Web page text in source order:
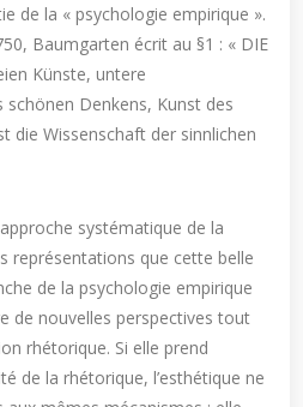
de la « psychologie empirique ».
Baumgarten écrit au §1 : « DIE
Künste, untere
schönen Denkens, Kunst des
die Wissenschaft der sinnlichen
systématique de la
représentations que cette belle
de la psychologie empirique
de nouvelles perspectives tout
rhétorique. Si elle prend
de la rhétorique, l’esthétique ne